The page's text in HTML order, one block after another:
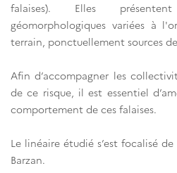
falaises). Elles
géomorphologiques variées à
terrain, ponctuellement sources
Afin d’accompagner les
de ce risque, il est essentiel
comportement de ces falaises.
Le linéaire étudié s’est focalisé de
Barzan.